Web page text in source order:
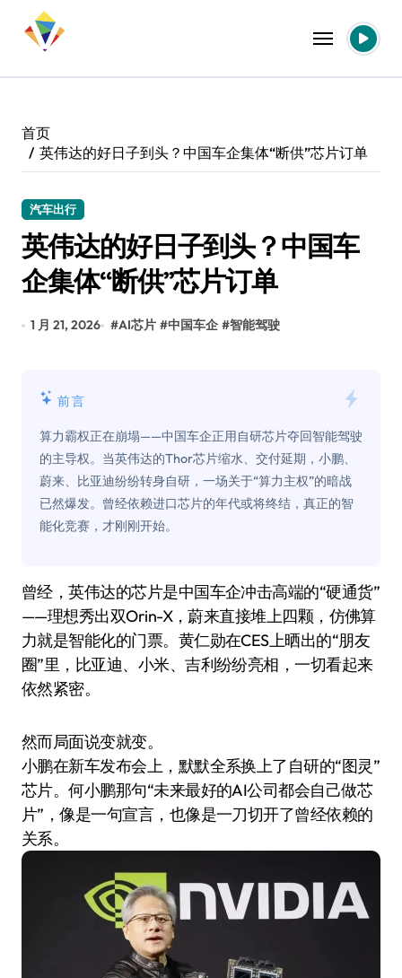
首页
英伟达的好日子到头？中国车企集体“断供”芯片订单
汽车出行
英伟达的好日子到头？中国车
企集体“断供”芯片订单
1 月 21, 2026 #AI芯片 #中国车企 #智能驾驶
前言
算力霸权正在崩塌——中国车企正用自研芯片夺回智能驾驶
的主导权。当英伟达的Thor芯片缩水、交付延期，小鹏、
蔚来、比亚迪纷纷转身自研，一场关于“算力主权”的暗战
已然爆发。曾经依赖进口芯片的年代或将终结，真正的智
能化竞赛，才刚刚开始。
曾经，英伟达的芯片是中国车企冲击高端的“硬通货”
——理想秀出双Orin-X，蔚来直接堆上四颗，仿佛算
力就是智能化的门票。黄仁勋在CES上晒出的“朋友
圈”里，比亚迪、小米、吉利纷纷亮相，一切看起来
依然紧密。
然而局面说变就变。
小鹏在新车发布会上，默默全系换上了自研的“图灵”
芯片。何小鹏那句“未来最好的AI公司都会自己做芯
片”，像是一句宣言，也像是一刀切开了曾经依赖的
关系。